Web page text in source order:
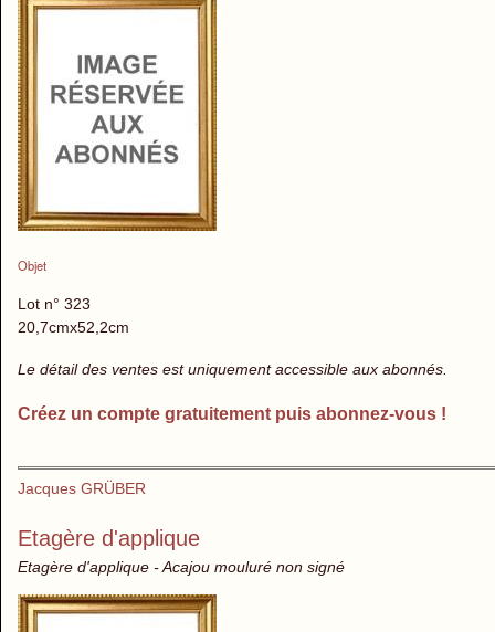
Objet
Lot n° 323
20,7cmx52,2cm
Le détail des ventes est uniquement accessible aux abonnés.
Créez un compte gratuitement puis abonnez-vous !
Jacques GRÜBER
Etagère d'applique
Etagère d'applique - Acajou mouluré non signé